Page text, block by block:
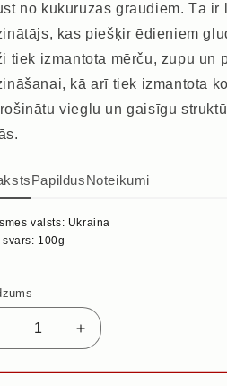
no kukurūzas graudiem. Tā ir
kas piešķir ēdieniem
tiek izmantota mērču, zupu un
kā arī tiek izmantota
vieglu un gaisīgu
PapildusNoteikumi
valsts: Ukraina
svars: 100g
Samazināt
Palielināt
daudzumu
priekš